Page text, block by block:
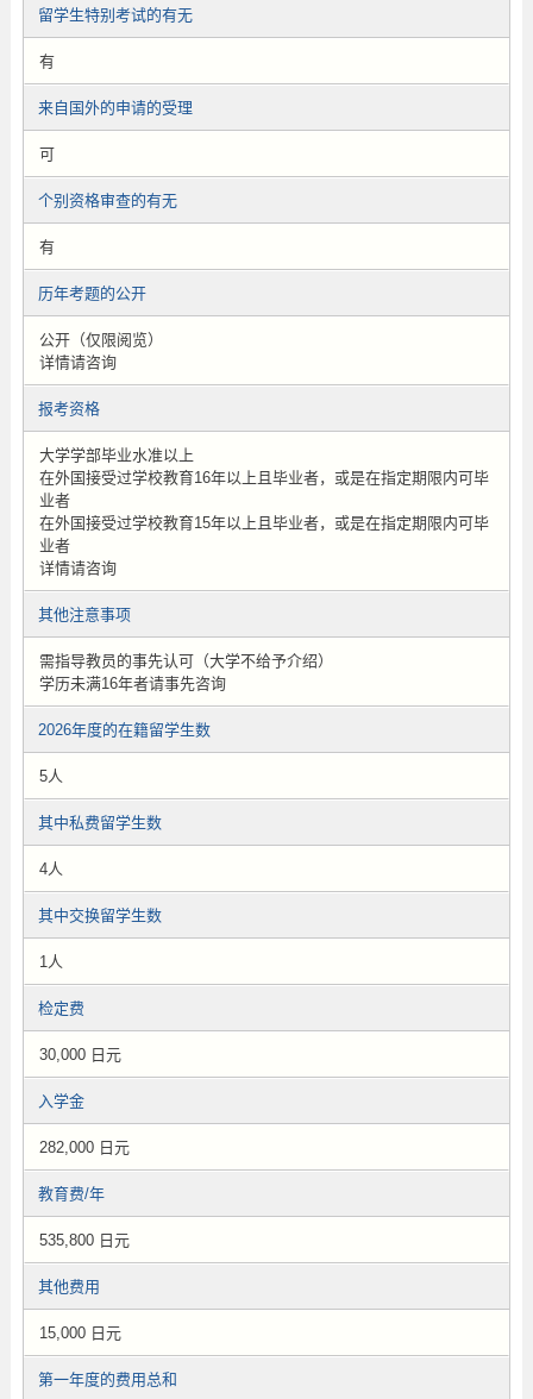
留学生特别考试的有无
有
来自国外的申请的受理
可
个别资格审查的有无
有
历年考题的公开
公开（仅限阅览）
详情请咨询
报考资格
大学学部毕业水准以上
在外国接受过学校教育16年以上且毕业者，或是在指定期限内可毕
业者
在外国接受过学校教育15年以上且毕业者，或是在指定期限内可毕
业者
详情请咨询
其他注意事项
需指导教员的事先认可（大学不给予介绍）
学历未满16年者请事先咨询
2026年度的在籍留学生数
5人
其中私费留学生数
4人
其中交换留学生数
1人
检定费
30,000 日元
入学金
282,000 日元
教育费/年
535,800 日元
其他费用
15,000 日元
第一年度的费用总和